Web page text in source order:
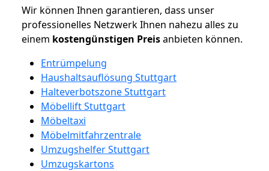
Wir können Ihnen garantieren, dass unser
professionelles Netzwerk Ihnen nahezu alles zu
einem kostengünstigen Preisanbieten können.
Entrümpelung
Haushaltsauflösung Stuttgart
Halteverbotszone Stuttgart
Möbellift Stuttgart
Möbeltaxi
Möbelmitfahrzentrale
Umzugshelfer Stuttgart
Umzugskartons